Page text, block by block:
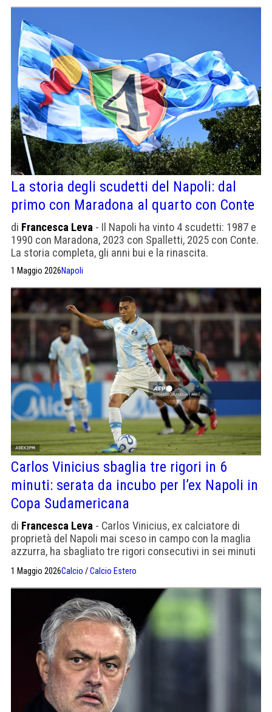
La storia degli scudetti del Napoli: dal
primo con Maradona al quarto con Conte
di Francesca Leva - Il Napoli ha vinto 4 scudetti: 1987 e
1990 con Maradona, 2023 con Spalletti, 2025 con Conte.
La storia completa, gli anni bui e la rinascita.
1 Maggio 2026Napoli
Carlos Vinicius sbaglia tre rigori in 6
minuti: serata da incubo per l’ex Napoli in
Copa Sudamericana
di Francesca Leva - Carlos Vinicius, ex calciatore di
proprietà del Napoli mai sceso in campo con la maglia
azzurra, ha sbagliato tre rigori consecutivi in sei minuti
Sebastián Pérez li ha parati tutti. L'allenatore del
Gremio Luís Castro ha ammesso di aver provato a
cambiare il rigorista prima del terzo tiro, senza riuscirci.
Vinicius ha anche visto annullarsi un gol nel secondo
tempo. La partita è finita 0-0.
1 Maggio 2026Calcio /Calcio Estero